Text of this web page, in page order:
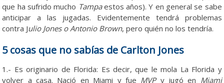
que ha sufrido mucho Tampaestos años). Y en general se sabe
anticipar a las jugadas. Evidentemente tendrá problemas
contra Julio Jones o Antonio Brown, pero quién no los tendría.
5 cosas que no sabías de Carlton Jones
1.- Es originario de Florida: Es decir, que le mola La Florida y
volver a casa. Nació en Miami y fue MVPy jugó en Miami